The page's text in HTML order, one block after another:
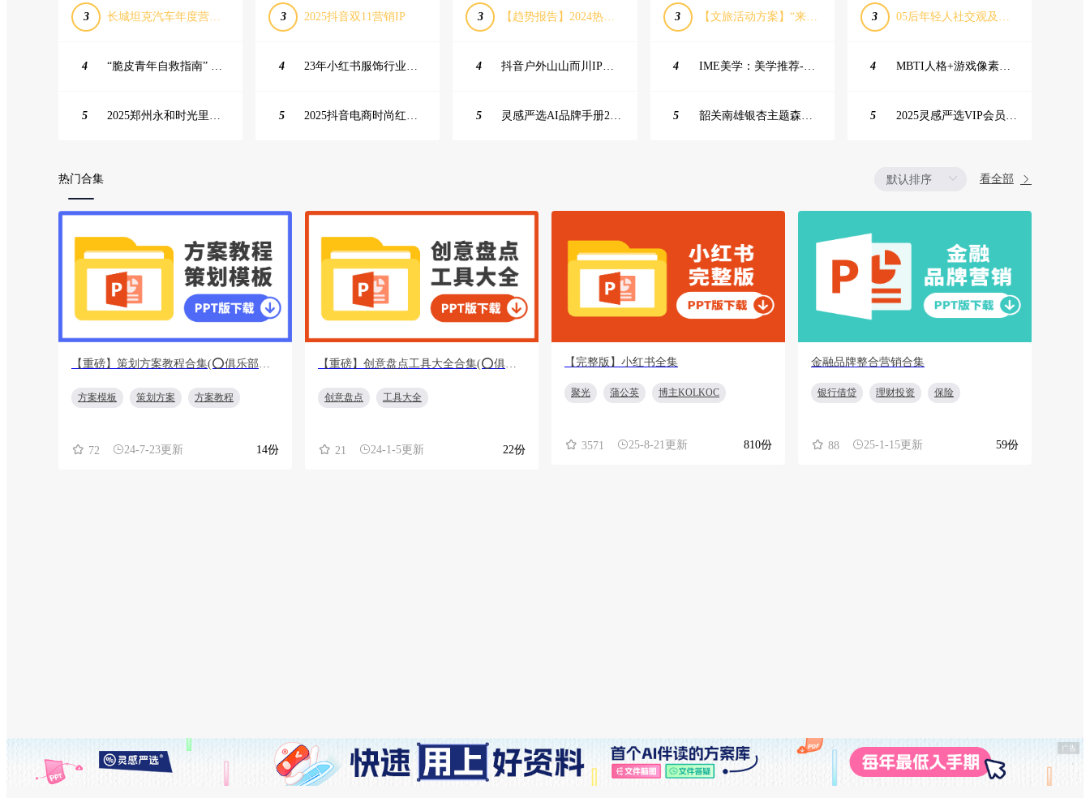
3 长城坦克汽车年度营销活动方案
4 “脆皮青年自救指南” 五一城市解压生活节活动策划案
5 2025郑州永和时光里高校街舞大赛活动策划方案
3 2025抖音双11营销IP
4 23年小红书服饰行业蒲公英投放指南
5 2025抖音电商时尚红人之书
3 【趋势报告】2024热议话题人群新趋势分析
4 抖音户外山山而川IP整合营销方案
5 灵感严选AI品牌手册2025_9.0（下载原件更清晰）
3 【文旅活动方案】“来和月亮撞个满怀”文旅景区中秋露营音乐会团建拓展方案
4 IME美学：美学推荐-飞猪旅行春节营销通案
5 韶关南雄银杏主题森林公园总体设计概念规划方案
3 05后年轻人社交观及行为研究2025
4 MBTI人格+游戏像素风主题企业年会
5 2025灵感严选VIP会员手册【向团队介绍/采购报销用】
热门合集 看全部
方案模板 策划方案 方案教程
72 24-7-23更新 14份
创意盘点 工具大全
21 24-1-5更新 22份
【完整版】小红书全集
聚光 蒲公英 博主KOLKOC
3571 25-8-21更新 810份
金融品牌整合营销合集
银行借贷 理财投资 保险
88 25-1-15更新 59份